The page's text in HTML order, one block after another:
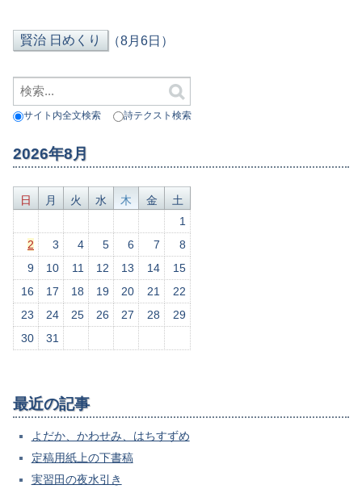
（8月6日）
サイト内全文検索 詩テクスト検索
2026年8月
日 月 火 水 木 金
土
1
2
3 4 5 6 7
8
9
10 11 12 13 14
15
16
17 18 19 20 21
22
23
24 25 26 27 28
29
30
31
最近の記事
よだか、かわせみ、はちすずめ
定稿用紙上の下書稿
実習田の夜水引き